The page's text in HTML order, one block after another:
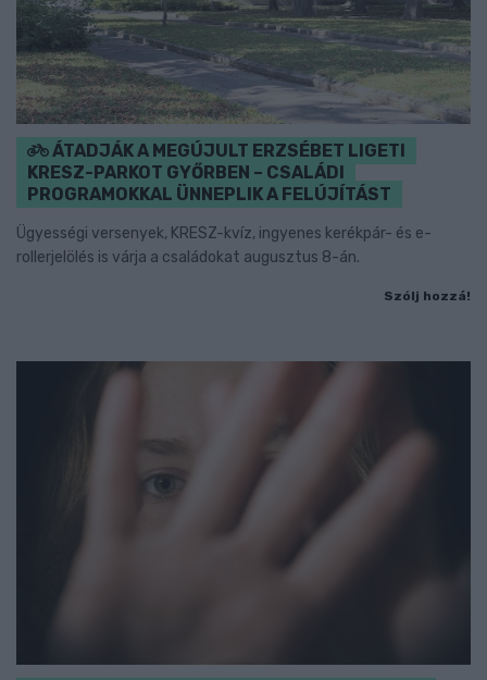
ÁTADJÁK A MEGÚJULT ERZSÉBET LIGETI
KRESZ-PARKOT GYŐRBEN – CSALÁDI
PROGRAMOKKAL ÜNNEPLIK A FELÚJÍTÁST
Ügyességi versenyek, KRESZ-kvíz, ingyenes kerékpár- és e-
rollerjelölés is várja a családokat augusztus 8-án.
Szólj hozzá!